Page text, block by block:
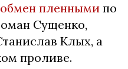
пленными по
Сущенко,
Клых, а
проливе.